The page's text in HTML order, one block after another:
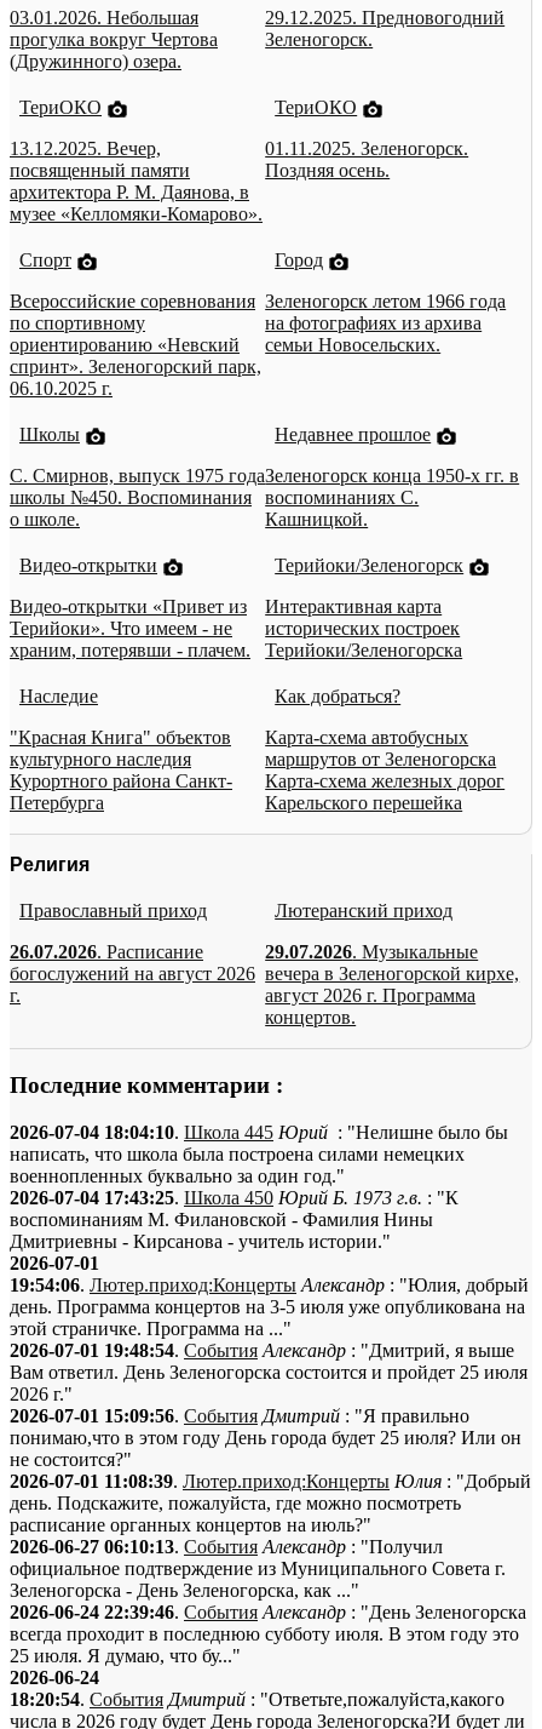
03.01.2026. Небольшая
прогулка вокруг Чертова
(Дружинного) озера.
29.12.2025. Предновогодний
Зеленогорск.
ТериОКО
13.12.2025. Вечер,
посвященный памяти
архитектора Р. М. Даянова, в
музее «Келломяки-Комарово».
ТериОКО
01.11.2025. Зеленогорск.
Поздняя осень.
Спорт
Всероссийские соревнования
по спортивному
ориентированию «Невский
спринт». Зеленогорский парк,
06.10.2025 г.
Город
Зеленогорск летом 1966 года
на фотографиях из архива
семьи Новосельских.
Школы
С. Смирнов, выпуск 1975 года
школы №450. Воспоминания
о школе.
Недавнее прошлое
Зеленогорск конца 1950-х гг. в
воспоминаниях С.
Кашницкой.
Видео-открытки
Видео-открытки «Привет из
Терийоки». Что имеем - не
храним, потерявши - плачем.
Терийоки/Зеленогорск
Интерактивная карта
исторических построек
Терийоки/Зеленогорска
Наследие
"Красная Книга" объектов
культурного наследия
Курортного района Санкт-
Петербурга
Как добраться?
Карта-схема автобусных
маршрутов от Зеленогорска
Карта-схема железных дорог
Карельского перешейка
Религия
Православный приход
26.07.2026. Расписание
богослужений на август 2026
г.
Лютеранский приход
29.07.2026. Музыкальные
вечера в Зеленогорской кирхе,
август 2026 г. Программа
концертов.
Последние комментарии :
2026-07-04 18:04:10. Школа 445 Юрий : "Нелишне было бы
написать, что школа была построена силами немецких
военнопленных буквально за один год."
2026-07-04 17:43:25. Школа 450 Юрий Б. 1973 г.в. : "К
воспоминаниям М. Филановской - Фамилия Нины
Дмитриевны - Кирсанова - учитель истории."
2026-07-01
19:54:06. Лютер.приход:Концерты Александр : "Юлия, добрый
день. Программа концертов на 3-5 июля уже опубликована на
этой страничке. Программа на ..."
2026-07-01 19:48:54. События Александр : "Дмитрий, я выше
Вам ответил. День Зеленогорска состоится и пройдет 25 июля
2026 г."
2026-07-01 15:09:56. События Дмитрий : "Я правильно
понимаю,что в этом году День города будет 25 июля? Или он
не состоится?"
2026-07-01 11:08:39. Лютер.приход:Концерты Юлия : "Добрый
день. Подскажите, пожалуйста, где можно посмотреть
расписание органных концертов на июль?"
2026-06-27 06:10:13. События Александр : "Получил
официальное подтверждение из Муниципального Совета г.
Зеленогорска - День Зеленогорска, как ..."
2026-06-24 22:39:46. События Александр : "День Зеленогорска
всегда проходит в последнюю субботу июля. В этом году это
25 июля. Я думаю, что бу..."
2026-06-24
18:20:54. События Дмитрий : "Ответьте,пожалуйста,какого
числа в 2026 году будет День города Зеленогорска?И будет ли